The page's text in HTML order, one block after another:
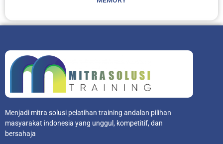
Menjadi mitra solusi pelatihan training andalan pilihan
masyarakat indonesia yang unggul, kompetitif, dan
bersahaja